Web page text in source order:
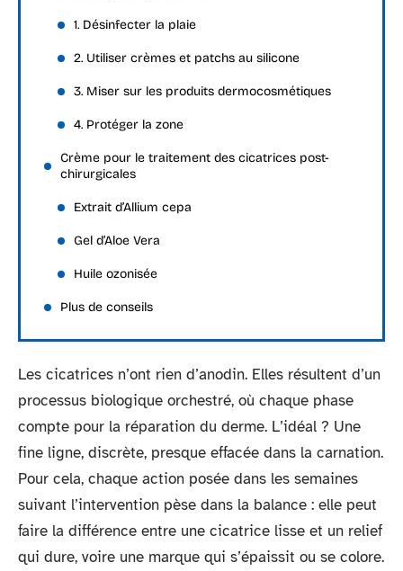
1. Désinfecter la plaie
2. Utiliser crèmes et patchs au silicone
3. Miser sur les produits dermocosmétiques
4. Protéger la zone
Crème pour le traitement des cicatrices post-
chirurgicales
Extrait d’Allium cepa
Gel d’Aloe Vera
Huile ozonisée
Plus de conseils
Les cicatrices n’ont rien d’anodin. Elles résultent d’un
processus biologique orchestré, où chaque phase
compte pour la réparation du derme. L’idéal ? Une
fine ligne, discrète, presque effacée dans la carnation.
Pour cela, chaque action posée dans les semaines
suivant l’intervention pèse dans la balance : elle peut
faire la différence entre une cicatrice lisse et un relief
qui dure, voire une marque qui s’épaissit ou se colore.